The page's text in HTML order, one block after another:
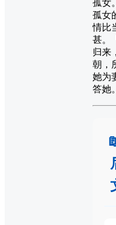
孤女
孤女
情比
甚。
归来
朝，
她为
答她